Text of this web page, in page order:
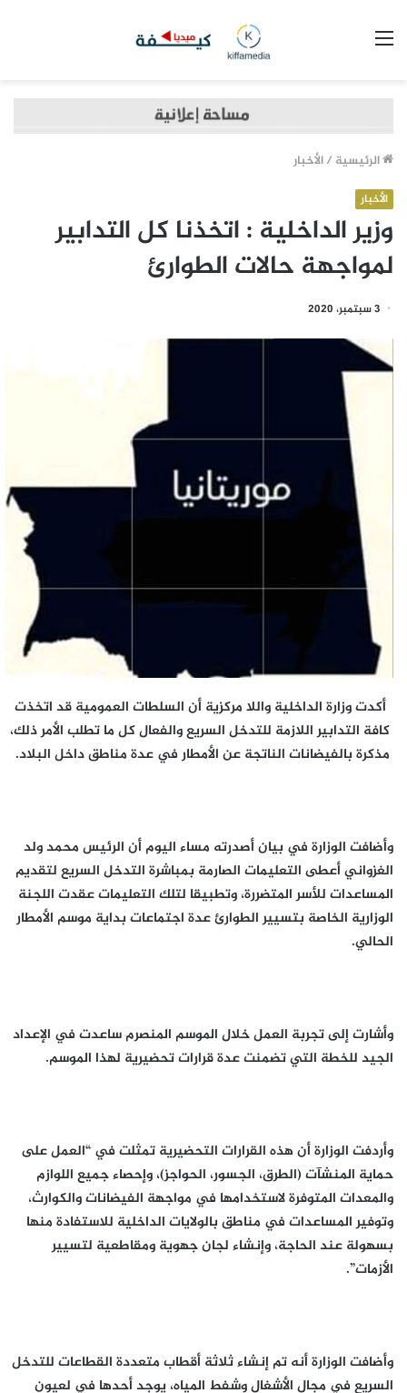
الرئيسية /الأخبار
الأخبار
وزير الداخلية : اتخذنا كل التدابير
لمواجهة حالات الطوارئ
3 سبتمبر، 2020
أكدت وزارة الداخلية واللا مركزية أن السلطات العمومية قد اتخذت
كافة التدابير اللازمة للتدخل السريع والفعال كل ما تطلب الأمر ذلك،
مذكرة بالفيضانات الناتجة عن الأمطار في عدة مناطق داخل البلاد.
وأضافت الوزارة في بيان أصدرته مساء اليوم أن الرئيس محمد ولد
الغزواني أعطى التعليمات الصارمة بمباشرة التدخل السريع لتقديم
المساعدات للأسر المتضررة، وتطبيقا لتلك التعليمات عقدت اللجنة
الوزارية الخاصة بتسيير الطوارئ عدة اجتماعات بداية موسم الأمطار
الحالي.
وأشارت إلى تجربة العمل خلال الموسم المنصرم ساعدت في الإعداد
الجيد للخطة التي تضمنت عدة قرارات تحضيرية لهذا الموسم.
وأردفت الوزارة أن هذه القرارات التحضيرية تمثلت في “العمل على
حماية المنشآت (الطرق، الجسور، الحواجز)، وإحصاء جميع اللوازم
والمعدات المتوفرة لاستخدامها في مواجهة الفيضانات والكوارث،
وتوفير المساعدات في مناطق بالولايات الداخلية للاستفادة منها
بسهولة عند الحاجة، وإنشاء لجان جهوية ومقاطعية لتسيير
الأزمات”.
وأضافت الوزارة أنه تم إنشاء ثلاثة أقطاب متعددة القطاعات للتدخل
السريع في مجال الأشغال وشفط المياه، يوجد أحدها في لعيون